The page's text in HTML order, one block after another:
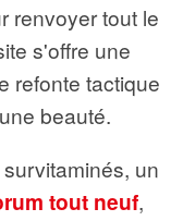
renvoyer tout le
s'offre une
refonte tactique
beauté.
un
tout neuf,